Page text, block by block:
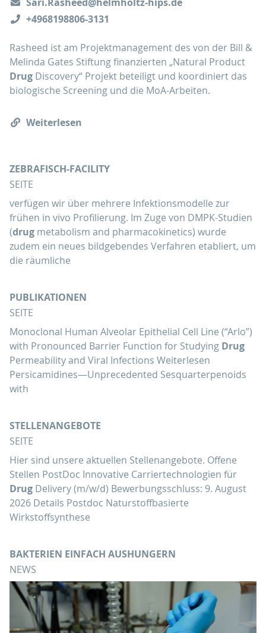
+4968198806-3131
Rasheed ist am Projektmanagement des von der Bill &
Melinda Gates Stiftung finanzierten „Natural Product
Drug Discovery“ Projekt beteiligt und koordiniert das
biologische Screening und die MoA-Arbeiten.
Weiterlesen
ZEBRAFISCH-FACILITY
SEITE
verfügen wir über mehrere Infektionsmodelle zur
frühen in vivo Profilierung. Im Zuge von DMPK-Studien
(drug metabolism and pharmacokinetics) wurde
zudem ein neues bildgebendes Verfahren etabliert, um
die räumliche
PUBLIKATIONEN
SEITE
Monoclonal Human Alveolar Epithelial Cell Line (“Arlo”)
with Pronounced Barrier Function for Studying Drug
Permeability and Viral Infections Weiterlesen
Persicamidines—Unprecedented Sesquarterpenoids
with
STELLENANGEBOTE
SEITE
Hier sind unsere aktuellen Stellenangebote. Offene
Stellen PostDoc Innovative Carriertechnologien für
Drug Delivery (m/w/d) Bewerbungsschluss: 9. August
2026 Details Postdoc Naturstoffbasierte
Wirkstoffsynthese
BAKTERIEN EINFACH AUSHUNGERN
NEWS